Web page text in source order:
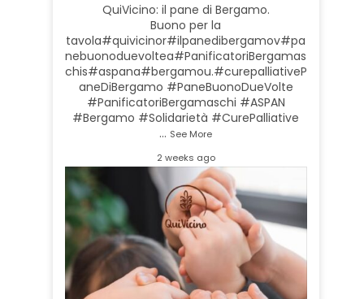
QuiVicino: il pane di Bergamo.
Buono per la
tavola#quivicinor#ilpanedibergamov#pa
nebuonoduevoltea#PanificatoriBergamas
chis#aspana#bergamou.#curepalliativeP
aneDiBergamo #PaneBuonoDueVolte
#PanificatoriBergamaschi #ASPAN
#Bergamo #Solidarietà #CurePalliative
… See More
2 weeks ago